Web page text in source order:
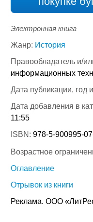
Электронная книга
Жанр: История
Правообладатель и/
информационных
Дата публикации, год
Дата добавления в
11:55
ISBN:978-5-900995-
Возрастное
Оглавление
Отрывок из книги
Реклама. ООО